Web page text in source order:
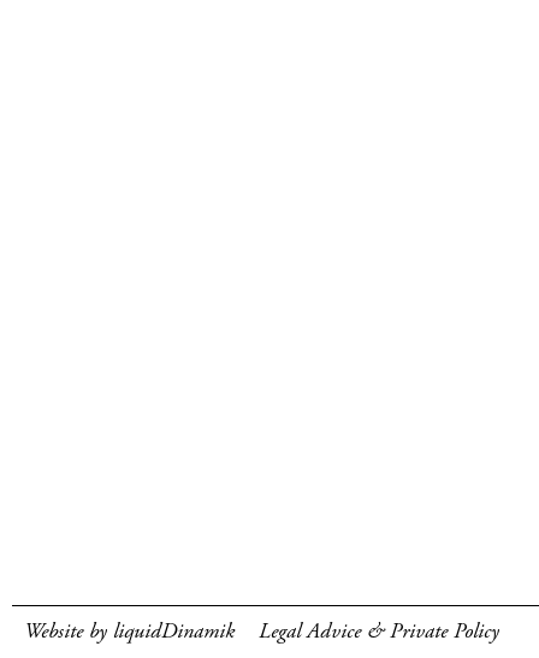
Website by liquidDinamik Legal Advice & Private Policy